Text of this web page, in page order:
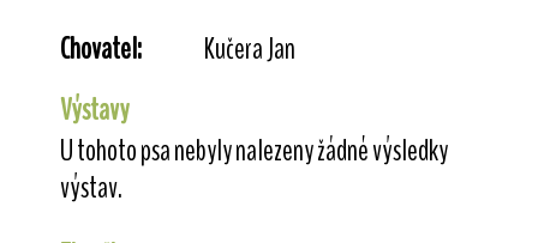
Chovatel:
Kučera Jan
Výstavy
U tohoto psa nebyly nalezeny žádné výsledky
výstav.